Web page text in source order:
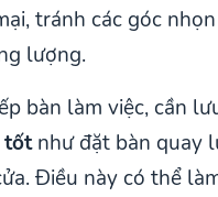
tránh các góc
lượng.
bàn làm việc, cần
tốtnhư đặt bàn quay
Điều này có thể